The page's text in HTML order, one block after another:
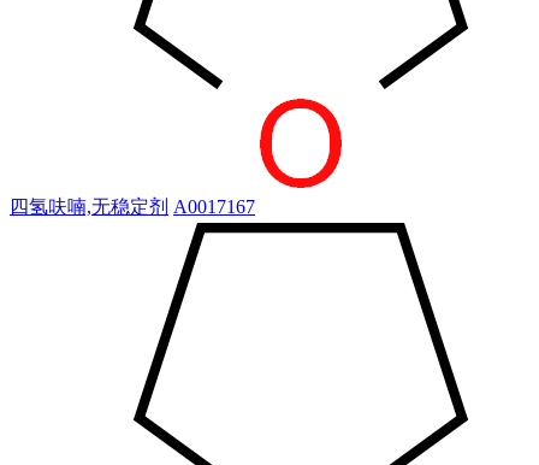
四氢呋喃,无稳定剂 A0017167